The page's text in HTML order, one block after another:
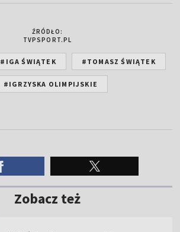
ŹRÓDŁO:
TVPSPORT.PL
#IGA ŚWIĄTEK #TOMASZ ŚWIĄTEK
#IGRZYSKA OLIMPIJSKIE
Zobacz też